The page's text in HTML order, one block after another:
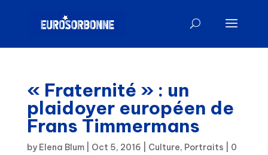
« Fraternité » : un
plaidoyer européen de
Frans Timmermans
by Elena Blum| Oct 5, 2016 Culture, Portraits
0